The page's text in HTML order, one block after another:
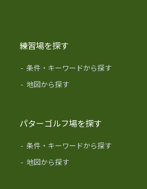
練習場を探す
- 条件・キーワードから探す
- 地図から探す
パターゴルフ場を探す
- 条件・キーワードから探す
- 地図から探す